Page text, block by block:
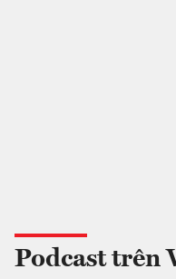
Podcast trên